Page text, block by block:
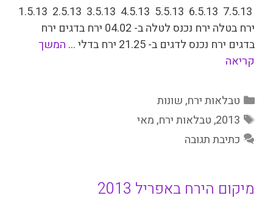
7.5.13 6.5.13 5.5.13 4.5.13 3.5.13 2.5.13 1.5.13
ירח בטלה ירח נכנס לטלה ב- 04.02 ירח בדגים ירח
בדגים ירח נכנס לדגים ב- 21.25 ירח בדלי …
המשך
קריאה
קטגוריות
טבלאות ירח,שונות
תגיות
2013
,טבלאות ירח,מאי
כתיבת תגובה
מיקום הירח באפריל 2013